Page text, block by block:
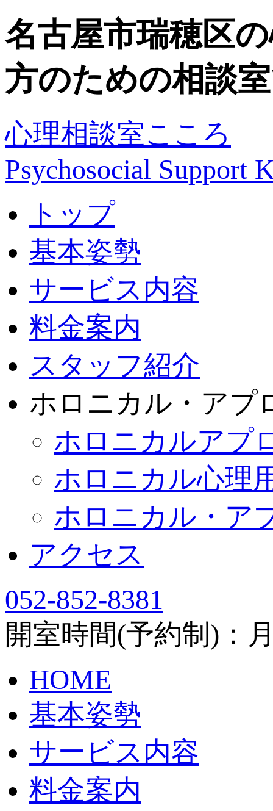
名古屋市瑞穂区
方のための相談
心理相談室こころ
Psychosocial Support
トップ
基本姿勢
サービス内容
料金案内
スタッフ紹介
ホロニカル・アプ
ホロニカルアプ
ホロニカル心理
ホロニカル・ア
アクセス
052-852-8381
開室時間(予約制)：
HOME
基本姿勢
サービス内容
料金案内